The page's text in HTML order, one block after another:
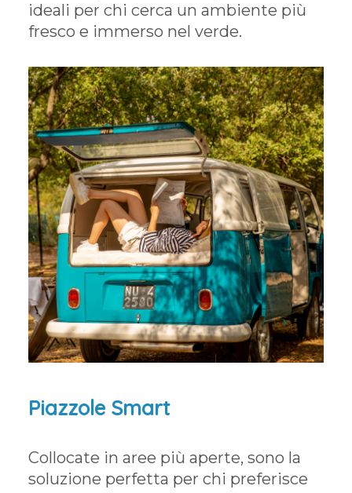
ideali per chi cerca un ambiente più
fresco e immerso nel verde.
Piazzole Smart
Collocate in aree più aperte, sono la
soluzione perfetta per chi preferisce